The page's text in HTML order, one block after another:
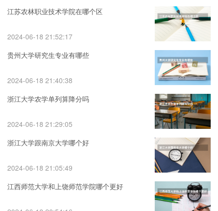
江苏农林职业技术学院在哪个区
2024-06-18 21:52:17
贵州大学研究生专业有哪些
2024-06-18 21:40:38
浙江大学农学单列算降分吗
2024-06-18 21:29:05
浙江大学跟南京大学哪个好
2024-06-18 21:05:49
江西师范大学和上饶师范学院哪个更好